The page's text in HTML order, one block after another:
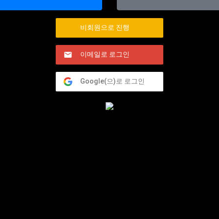
비회원으로 진행
이메일로 로그인
Google(으)로 로그인